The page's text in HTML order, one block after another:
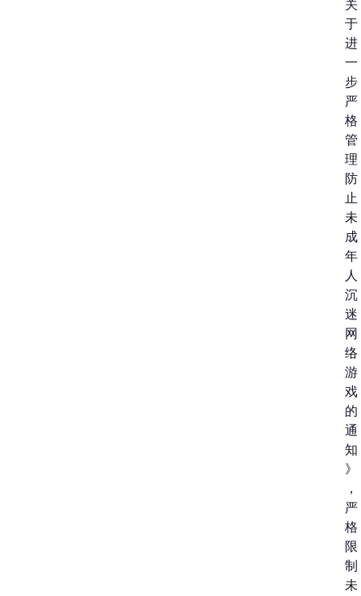
关
于
进
一
步
严
格
管
理
防
止
未
成
年
人
沉
迷
网
络
游
戏
的
通
知
》
，
严
格
限
制
未